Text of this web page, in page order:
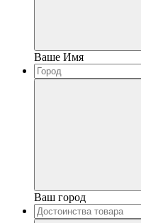
Ваше Имя
Ваш город